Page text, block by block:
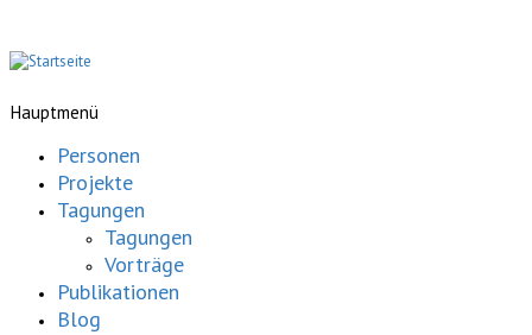
Hauptmenü
Personen
Projekte
Tagungen
Tagungen
Vorträge
Publikationen
Blog